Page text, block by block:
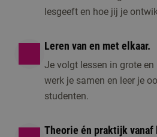
lesgeeft en hoe jij je
Leren van en met elkaar.
Je volgt lessen in grote
werk je samen en leer je
studenten.
Theorie én praktijk vanaf